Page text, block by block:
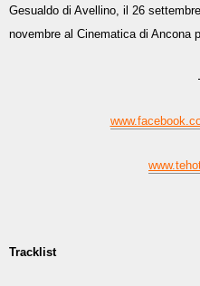
Gesualdo di Avellino, il 26
novembre al Cinematica di Ancona
Tracklist